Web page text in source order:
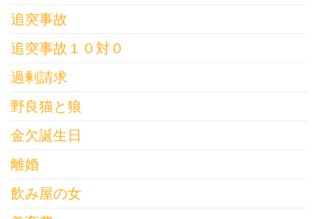
追突事故
追突事故１０対０
過剰請求
野良猫と狼
金欠誕生日
離婚
飲み屋の女